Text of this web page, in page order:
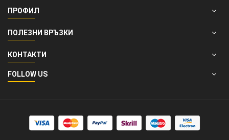
ПРОФИЛ
ПОЛЕЗНИ ВРЪЗКИ
КОНТАКТИ
FOLLOW US